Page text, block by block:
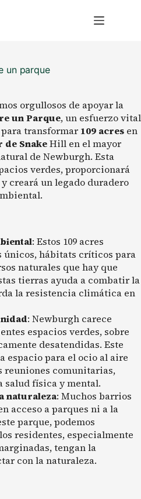
un parque
orgullosos de apoyar la
un Parque, un esfuerzo vital
transformar 109 acres en
SnakeHill en el mayor
de Newburgh. Esta
verdes, proporcionará
creará un legado duradero
: Estos 109 acres
únicos, hábitats críticos para
naturales que hay que
tierras ayuda a combatir la
la resistencia climática en
: Newburgh carece
espacios verdes, sobre
desatendidas. Este
espacio para el ocio al aire
reuniones comunitarias,
salud física y mental.
naturaleza: Muchos barrios
acceso a parques ni a la
parque, podemos
residentes, especialmente
tengan la
con la naturaleza.